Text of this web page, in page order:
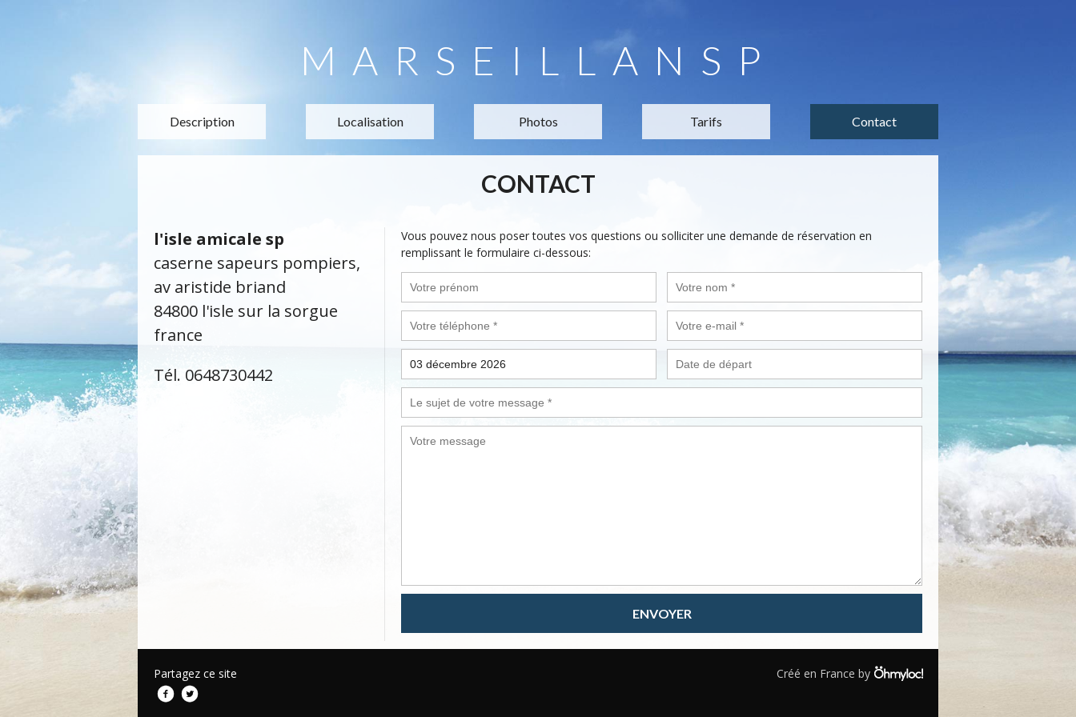
MARSEILLANSP
Description Localisation Photos Tarifs Contact
CONTACT
l'isle amicale sp
caserne sapeurs pompiers,
av aristide briand
84800 l'isle sur la sorgue
france
Tél. 0648730442
Vous pouvez nous poser toutes vos questions ou solliciter une demande de réservation en
remplissant le formulaire ci-dessous:
ENVOYER
Partagez ce site Créé en France by